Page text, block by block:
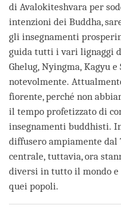
di Avalokiteshvara per
intenzioni dei Buddha,
gli insegnamenti
guida tutti i vari lignaggi
Ghelug, Nyingma, Kagyu
notevolmente.
fiorente, perché non
il tempo profetizzato di
insegnamenti buddhisti.
diffusero ampiamente dal
centrale, tuttavia, ora
diversi in tutto il mondo e
quei popoli.